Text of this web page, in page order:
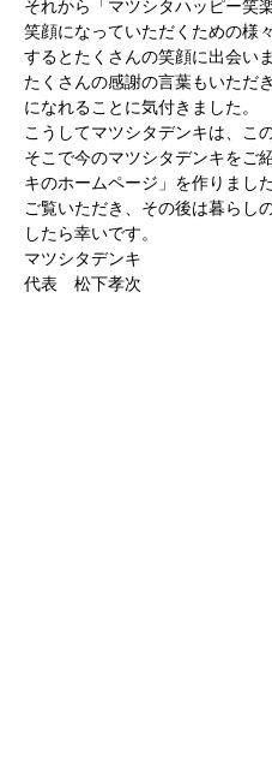
それから「マツシタハッピー笑
笑顔になっていただくための様
するとたくさんの笑顔に出会いま
たくさんの感謝の言葉もいただ
になれることに気付きました。
こうしてマツシタデンキは、こ
そこで今のマツシタデンキをご
キのホームページ」を作りました
ご覧いただき、その後は暮らし
したら幸いです。
マツシタデンキ
代表 松下孝次